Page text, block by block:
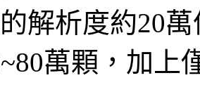
解析度約20
萬顆，加上